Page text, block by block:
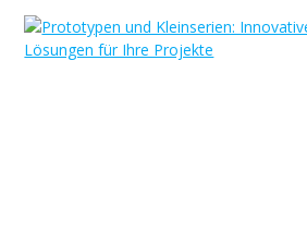
Inhalt